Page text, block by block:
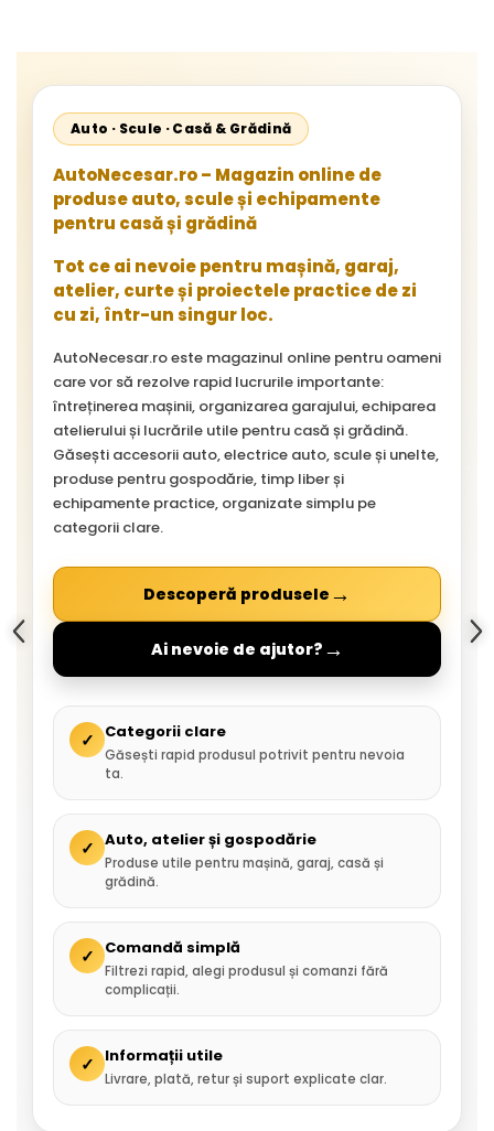
Auto · Scule · Casă & Grădină
AutoNecesar.ro – Magazin online de
produse auto, scule și echipamente
pentru casă și grădină
Tot ce ai nevoie pentru mașină, garaj,
atelier, curte și proiectele practice de zi
cu zi, într-un singur loc.
AutoNecesar.ro este magazinul online pentru oameni
care vor să rezolve rapid lucrurile importante:
întreținerea mașinii, organizarea garajului, echiparea
atelierului și lucrările utile pentru casă și grădină.
Găsești accesorii auto, electrice auto, scule și unelte,
produse pentru gospodărie, timp liber și
echipamente practice, organizate simplu pe
categorii clare.
Descoperă produsele →
Ai nevoie de ajutor? →
✓ Categorii clare
Găsești rapid produsul potrivit pentru nevoia
ta.
✓ Auto, atelier și gospodărie
Produse utile pentru mașină, garaj, casă și
grădină.
✓ Comandă simplă
Filtrezi rapid, alegi produsul și comanzi fără
complicații.
✓ Informații utile
Livrare, plată, retur și suport explicate clar.